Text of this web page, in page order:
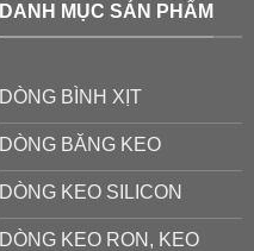
DANH MỤC SẢN PHẨM
DÒNG BÌNH XỊT
DÒNG BĂNG KEO
DÒNG KEO SILICON
DÒNG KEO RON, KEO